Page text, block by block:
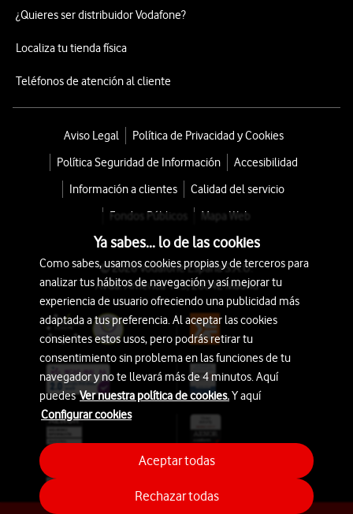
¿Quieres ser distribuidor Vodafone?
Localiza tu tienda física
Teléfonos de atención al cliente
Aviso Legal
Política de Privacidad y Cookies
Política Seguridad de Información
Accesibilidad
Información a clientes
Calidad del servicio
Fondos Públicos
Mapa Web
© 2026 Vodafone España S.A.U.
Avda. América 115, 28042 Madrid
Ya sabes... lo de las cookies
Como sabes, usamos cookies propias y de terceros para
analizar tus hábitos de navegación y así mejorar tu
experiencia de usuario ofreciendo una publicidad más
adaptada a tus preferencia. Al aceptar las cookies
consientes estos usos, pero podrás retirar tu
consentimiento sin problema en las funciones de tu
navegador y no te llevará más de 4 minutos. Aquí
puedesVer nuestra política de cookies.Y aquí
Configurar cookies
Rechazar todas
Aceptar todas